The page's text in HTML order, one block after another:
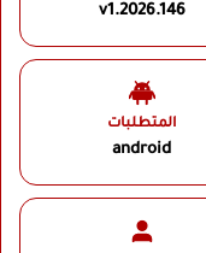
v1.2026.146
المتطلبات
android